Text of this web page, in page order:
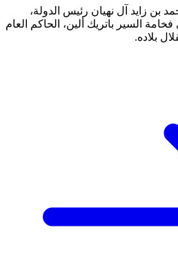
زايد آل نهيان رئيس الدولة،
السير باتريك ألين، الحاكم العام
بلاده.